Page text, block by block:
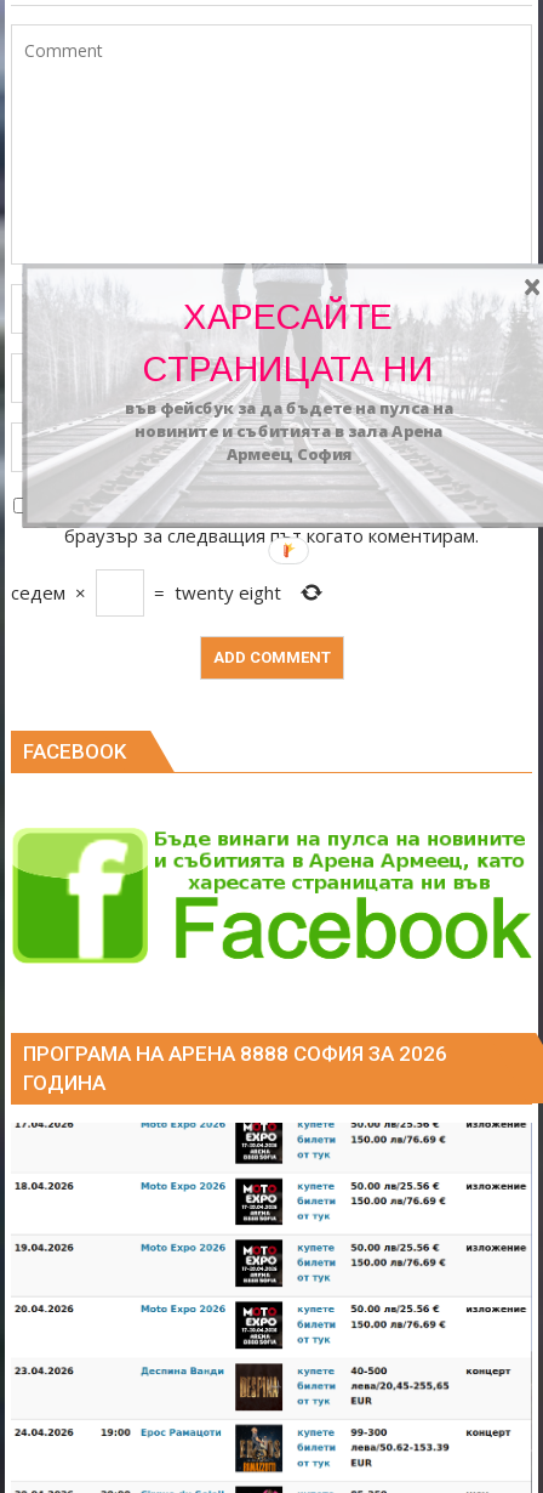
Запазване на името, имейл адреса и уебсайта ми в този
браузър за следващия път когато коментирам.
седем × = twenty eight
FACEBOOK
ПРОГРАМА НА АРЕНА 8888 СОФИЯ ЗА 2026
ГОДИНА
ХАРЕСАЙТЕ
СТРАНИЦАТА НИ
във фейсбук за да бъдете на пулса на
новините и събитията в зала Арена
Армеец София